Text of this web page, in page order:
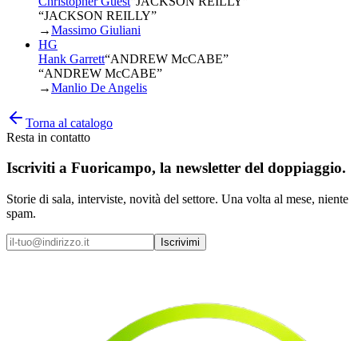
“JACKSON REILLY”
→Massimo Giuliani
HG
Hank Garrett“ANDREW McCABE”
“ANDREW McCABE”
→Manlio De Angelis
Torna al catalogo
Resta in contatto
Iscriviti a Fuoricampo, la newsletter del doppiaggio.
Storie di sala, interviste, novità del settore. Una volta al mese, niente
spam.
Iscrivimi